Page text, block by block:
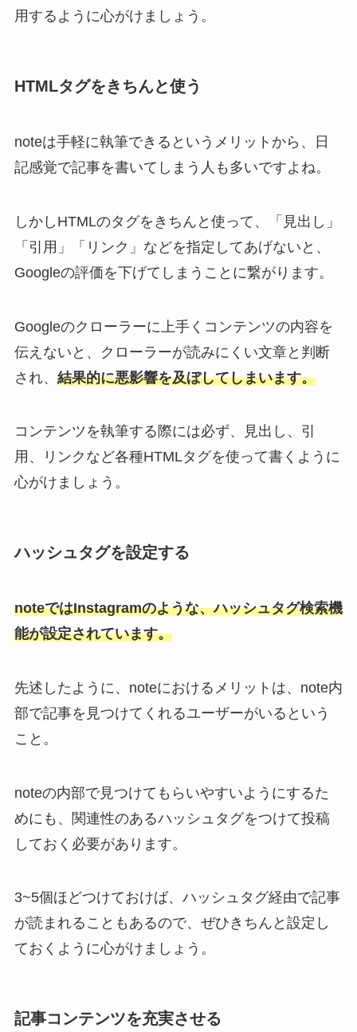
用するように心がけましょう。
HTMLタグをきちんと使う
noteは手軽に執筆できるというメリットから、日
記感覚で記事を書いてしまう人も多いですよね。
しかしHTMLのタグをきちんと使って、「見出し」
「引用」「リンク」などを指定してあげないと、
Googleの評価を下げてしまうことに繋がります。
Googleのクローラーに上手くコンテンツの内容を
伝えないと、クローラーが読みにくい文章と判断
され、 結果的に悪影響を及ぼしてしまいます。
コンテンツを執筆する際には必ず、見出し、引
用、リンクなど各種HTMLタグを使って書くように
心がけましょう。
ハッシュタグを設定する
noteではInstagramのような、ハッシュタグ検索機
能が設定されています。
先述したように、noteにおけるメリットは、note内
部で記事を見つけてくれるユーザーがいるという
こと。
noteの内部で見つけてもらいやすいようにするた
めにも、関連性のあるハッシュタグをつけて投稿
しておく必要があります。
3~5個ほどつけておけば、ハッシュタグ経由で記事
が読まれることもあるので、ぜひきちんと設定し
ておくように心がけましょう。
記事コンテンツを充実させる